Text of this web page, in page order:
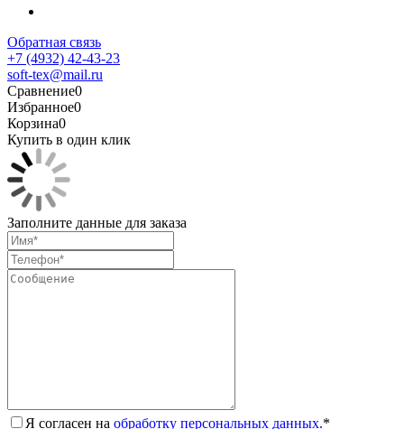
Обратная связь
+7 (4932) 42-43-23
soft-tex@mail.ru
Сравнение0
Избранное0
Корзина0
Купить в один клик
Заполните данные для заказа
Я согласен на обработку персональных данных.*